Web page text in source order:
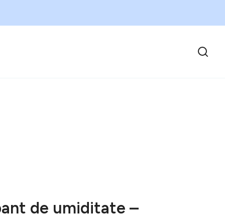
de umiditate –